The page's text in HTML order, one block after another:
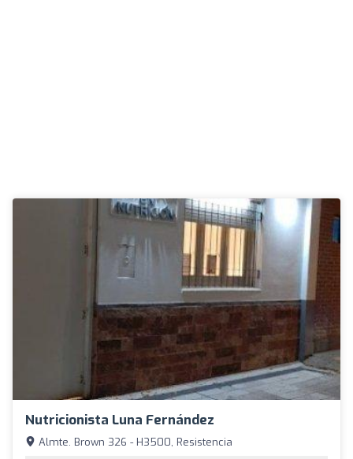
Nutricionista Luna Fernández
Almte. Brown 326 - H3500, Resistencia